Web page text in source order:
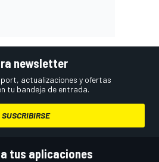
newsletter
actualizaciones y ofertas
tu bandeja de entrada.
SUSCRIBIRSE
tus aplicaciones